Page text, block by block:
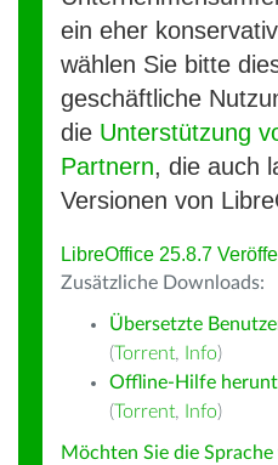
ein eher
wählen Sie bitte
geschäftliche
die Unterstützung
Partnern, die auch
Versionen von
LibreOffice 25.8.7
Zusätzliche Downloads:
Übersetzte
(Torrent, Info)
Offline-Hilfe
(Torrent, Info)
Möchten Sie die Sprache